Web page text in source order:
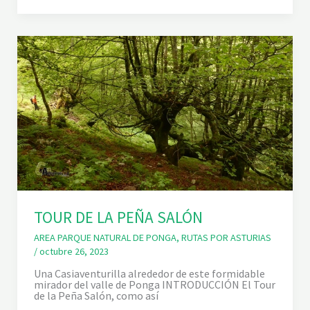
-
2
1
2
.
L
A
R
U
T
A
D
E
L
T
E
N
M
A
D
E
R
E
R
TOUR DE LA PEÑA SALÓN
AREA PARQUE NATURAL DE PONGA, RUTAS POR ASTURIAS
/octubre 26, 2023
Una Casiaventurilla alrededor de este formidable
mirador del valle de Ponga INTRODUCCIÓN El Tour
de la Peña Salón, como así